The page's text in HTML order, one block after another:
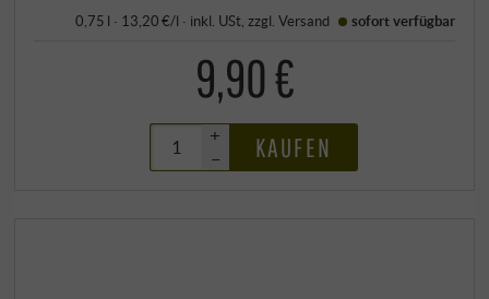
0,75 l · 13,20 €/l · inkl. USt , zzgl.Versand sofort verfügbar
9,90 €
+
–
KAUFEN